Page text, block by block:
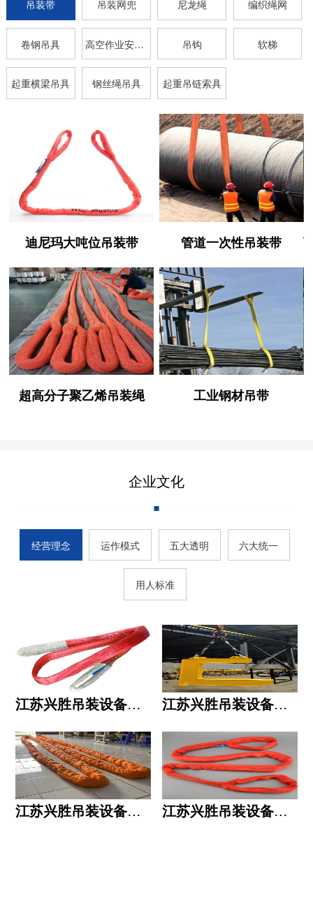
吊装带 吊装网兜 尼龙绳 编织绳网
卷钢吊具 高空作业安全带 吊钩 软梯
起重横梁吊具 钢丝绳吊具 起重吊链索具
迪尼玛大吨位吊装带 管道一次性吊装带
超高分子聚乙烯吊装绳 工业钢材吊带
企业文化
经营理念 运作模式 五大透明 六大统一
用人标准
江苏兴胜吊装设备有限公司的用人标准 江苏兴胜吊装设备有限公司的六大统一
江苏兴胜吊装设备有限公司五大透明 江苏兴胜吊装设备有限公司运作模式